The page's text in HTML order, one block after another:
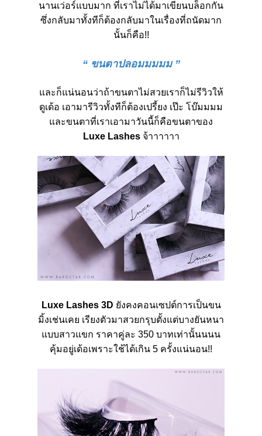
นานเว่อร์แบบมาก ที่เราไม่ได้มาเขียนบล็อกกัน
ซึ่งกลับมาทั้งทีก็ต้องกลับมาในเรื่องที่ถนัดมาก
นั้นก็คือ!!
“ ขนตาปลอมมมมม”
และก็แน่นอนว่าถ้าขนตาไม่สวยเราก็ไม่รีวิวให้
ดูเด้อ เอามารีวิวทั้งทีก็ต้องเปรี้ยง เป๊ะ โบ๊มมมม
และขนตาที่เราเอามาวันนี้ก็คือขนตาของ
Luxe Lashes จ้าาาาาา
Luxe Lashes 3D ยังคงคอนเซปต์การเป็นขน
มิ้งเช่นเคย เรียงตัวมาสวยกรุบตั้งแต่บางยันหนา
แบบสาวแขก ราคาคู่ละ 350 บาทเท่านั้นนนน
คุ้มอยู่เด้อเพราะใช้ได้เกิน 5 ครั้งแน่นอน!!